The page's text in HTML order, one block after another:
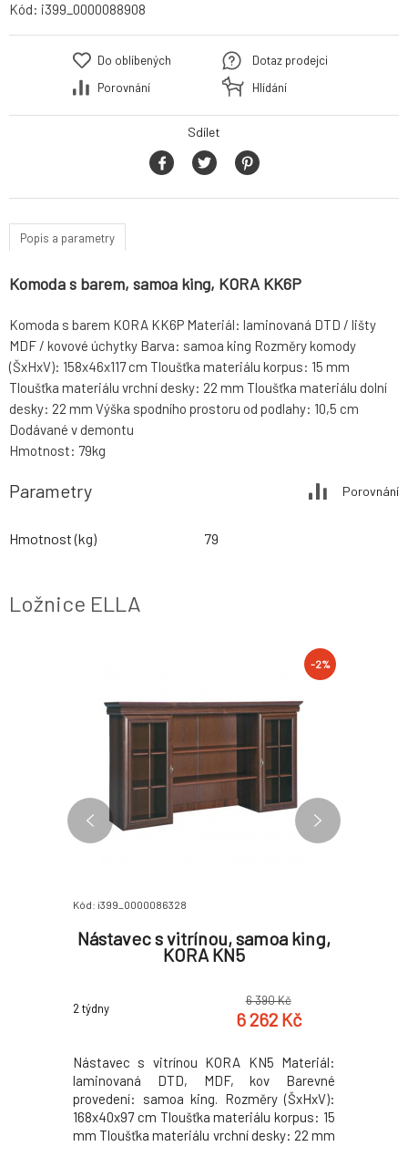
Kód: i399_0000088908
Do oblíbených
Porovnání
Dotaz prodejci
Hlídání
Sdílet
Popis a parametry
Komoda s barem, samoa king, KORA KK6P
Komoda s barem KORA KK6P Materiál: laminovaná DTD / lišty
MDF / kovové úchytky Barva: samoa king Rozměry komody
(ŠxHxV): 158x46x117 cm Tloušťka materiálu korpus: 15 mm
Tloušťka materiálu vrchní desky: 22 mm Tloušťka materiálu dolní
desky: 22 mm Výška spodního prostoru od podlahy: 10,5 cm
Dodávané v demontu
Hmotnost: 79kg
Parametry Porovnání
Hmotnost (kg) 79
Ložnice ELLA
-2%
Kód: i399_0000086328
Nástavec s vitrínou, samoa king,
KORA KN5
2 týdny
6 390 Kč
6 262 Kč
Nástavec s vitrínou KORA KN5 Materiál:
laminovaná DTD, MDF, kov Barevné
provedení: samoa king. Rozměry (ŠxHxV):
168x40x97 cm Tloušťka materiálu korpus: 15
mm Tloušťka materiálu vrchní desky: 22 mm